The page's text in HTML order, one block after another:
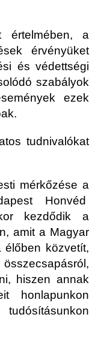
értelmében, a
érvényüket
és védettségi
szabályok
ezek
tudnivalókat
mérkőzése a
Honvéd
kezdődik a
amit a Magyar
élőben közvetít,
hiszen annak
honlapunkon